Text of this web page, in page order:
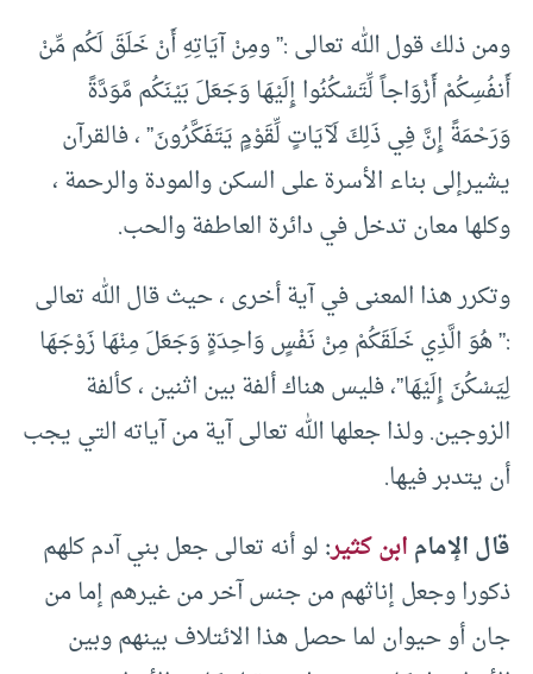
ومن ذلك قول الله تعالى :” ومِنْ آيَاتِهِ أَنْ خَلَقَ لَكُم مِّنْ
أَنفُسِكُمْ أَزْوَاجاً لِّتَسْكُنُوا إِلَيْهَا وَجَعَلَ بَيْنَكُم مَّوَدَّةً
وَرَحْمَةً إِنَّ فِي ذَلِكَ لَآيَاتٍ لِّقَوْمٍ يَتَفَكَّرُونَ” ، فالقرآن
يشيرإلى بناء الأسرة على السكن والمودة والرحمة ،
وكلها معان تدخل في دائرة العاطفة والحب.
وتكرر هذا المعنى في آية أخرى ، حيث قال الله تعالى
:” هُوَ الَّذِي خَلَقَكُمْ مِنْ نَفْسٍ وَاحِدَةٍ وَجَعَلَ مِنْهَا زَوْجَهَا
لِيَسْكُنَ إِلَيْهَا”، فليس هناك ألفة بين اثنين ، كألفة
الزوجين. ولذا جعلها الله تعالى آية من آياته التي يجب
أن يتدبر فيها.
قال الإمامابن كثير:لو أنه تعالى جعل بني آدم كلهم
ذكورا وجعل إناثهم من جنس آخر من غيرهم إما من
جان أو حيوان لما حصل هذا الائتلاف بينهم وبين